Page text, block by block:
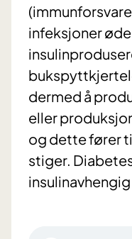
infeksjoner
dermed å
eller
og dette fører
stiger.